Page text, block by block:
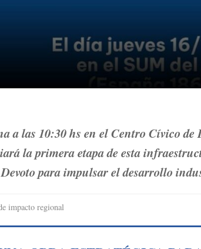
a las 10:30 hs en el Centro Cívico
la primera etapa de esta
para impulsar el desarrollo
impacto regional